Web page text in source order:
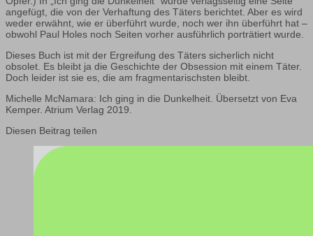
angefügt, die von der Verhaftung des Täters berichtet. Aber es wird
weder erwähnt, wie er überführt wurde, noch wer ihn überführt hat –
obwohl Paul Holes noch Seiten vorher ausführlich porträtiert wurde.
Dieses Buch ist mit der Ergreifung des Täters sicherlich nicht
obsolet. Es bleibt ja die Geschichte der Obsession mit einem Täter.
Doch leider ist sie es, die am fragmentarischsten bleibt.
Michelle McNamara: Ich ging in die Dunkelheit. Übersetzt von Eva
Kemper. Atrium Verlag 2019.
Diesen Beitrag teilen